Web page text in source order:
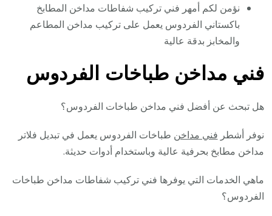
نؤمن لكم أمهر فني تركيب شفاطات مداخن المطابخ
باكستاني الفردوس يعمل على تركيب مداخن المطاعم
والمخابز بدقة عالية
فني مداخن طباخات الفردوس
هل تبحث عن أفضل فني مداخن طباخات الفردوس؟
نوفر أشطر فني مداخن طباخات الفردوس يعمل في تبديل فلاتر
مداخن مطابخ بحرفية عالية وباستخدام أدوات حديثة.
ماهي الخدمات التي يوفرها فني تركيب شفاطات مداخن طباخات
الفردوس؟